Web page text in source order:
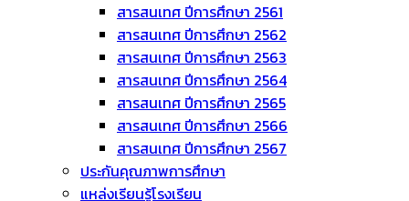
สารสนเทศ ปีการศึกษา 2561
สารสนเทศ ปีการศึกษา 2562
สารสนเทศ ปีการศึกษา 2563
สารสนเทศ ปีการศึกษา 2564
สารสนเทศ ปีการศึกษา 2565
สารสนเทศ ปีการศึกษา 2566
สารสนเทศ ปีการศึกษา 2567
ประกันคุณภาพการศึกษา
แหล่งเรียนรู้โรงเรียน